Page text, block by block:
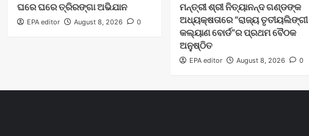
ଘରେ ଘରେ ତ୍ରିରଙ୍ଗା ଅଭିଯାନ
EPA editor August 8, 2026 0
ମନ୍ତ୍ରୀ ଶ୍ରୀ ନିତ୍ୟାନନ୍ଦ ଗଣ୍ଡଙ୍କ
ଅଧ୍ୟକ୍ଷତାରେ “ରାଜ୍ୟ ତୃତୀୟଲିଙ୍ଗୀ
କଲ୍ୟାଣ ବୋର୍ଡ”ର ପ୍ରଥମ ବୈଠକ
ଅନୁଷ୍ଠିତ
EPA editor August 8, 2026 0